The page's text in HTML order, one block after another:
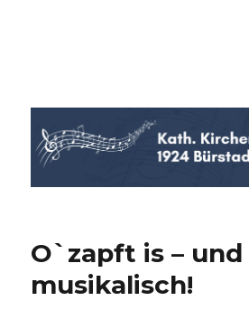
O`zapft is – und
musikalisch!